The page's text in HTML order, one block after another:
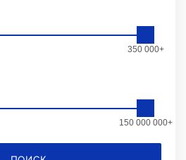
350 000+
150 000 000+